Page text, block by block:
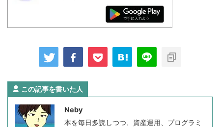
この記事を書いた人
Neby
本を毎日多読しつつ、資産運用、プログラミ